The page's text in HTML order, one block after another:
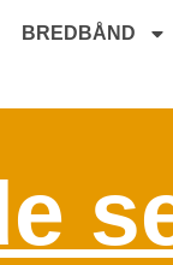
BREDBÅND